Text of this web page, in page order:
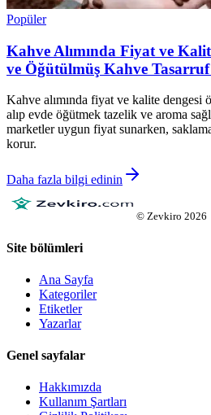
Popüler
Kahve Alımında Fiyat ve
ve Öğütülmüş Kahve
Kahve alımında fiyat ve kalite dengesi
alıp evde öğütmek tazelik ve aroma
marketler uygun fiyat sunarken,
korur.
Daha fazla bilgi edinin
© Zevkiro 2026
Site bölümleri
Ana Sayfa
Kategoriler
Etiketler
Yazarlar
Genel sayfalar
Hakkımızda
Kullanım Şartları